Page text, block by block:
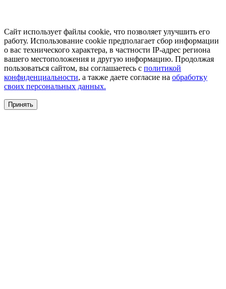
Сайт использует файлы cookie, что позволяет улучшить его
работу. Использование cookie предполагает сбор информации
о вас технического характера, в частности IP-адрес региона
вашего местоположения и другую информацию. Продолжая
пользоваться сайтом, вы соглашаетесь с политикой
конфиденциальности, а также даете согласие на обработку
своих персональных данных.
Принять